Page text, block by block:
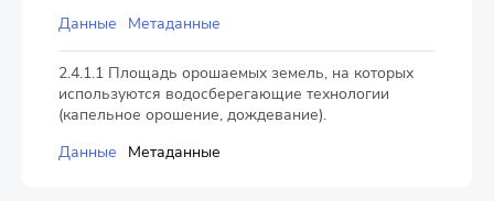
Данные
Метаданные
2.4.1.1 Площадь орошаемых земель, на которых
используются водосберегающие технологии
(капельное орошение, дождевание).
Данные
Метаданные